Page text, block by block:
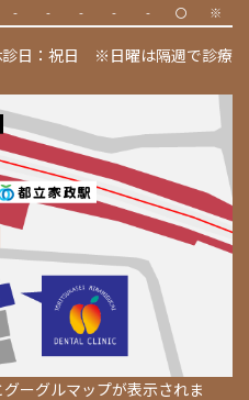
- - - - - 〇 ※
日：祝日 ※日曜は隔週で診療
ーグルマップが表示されま